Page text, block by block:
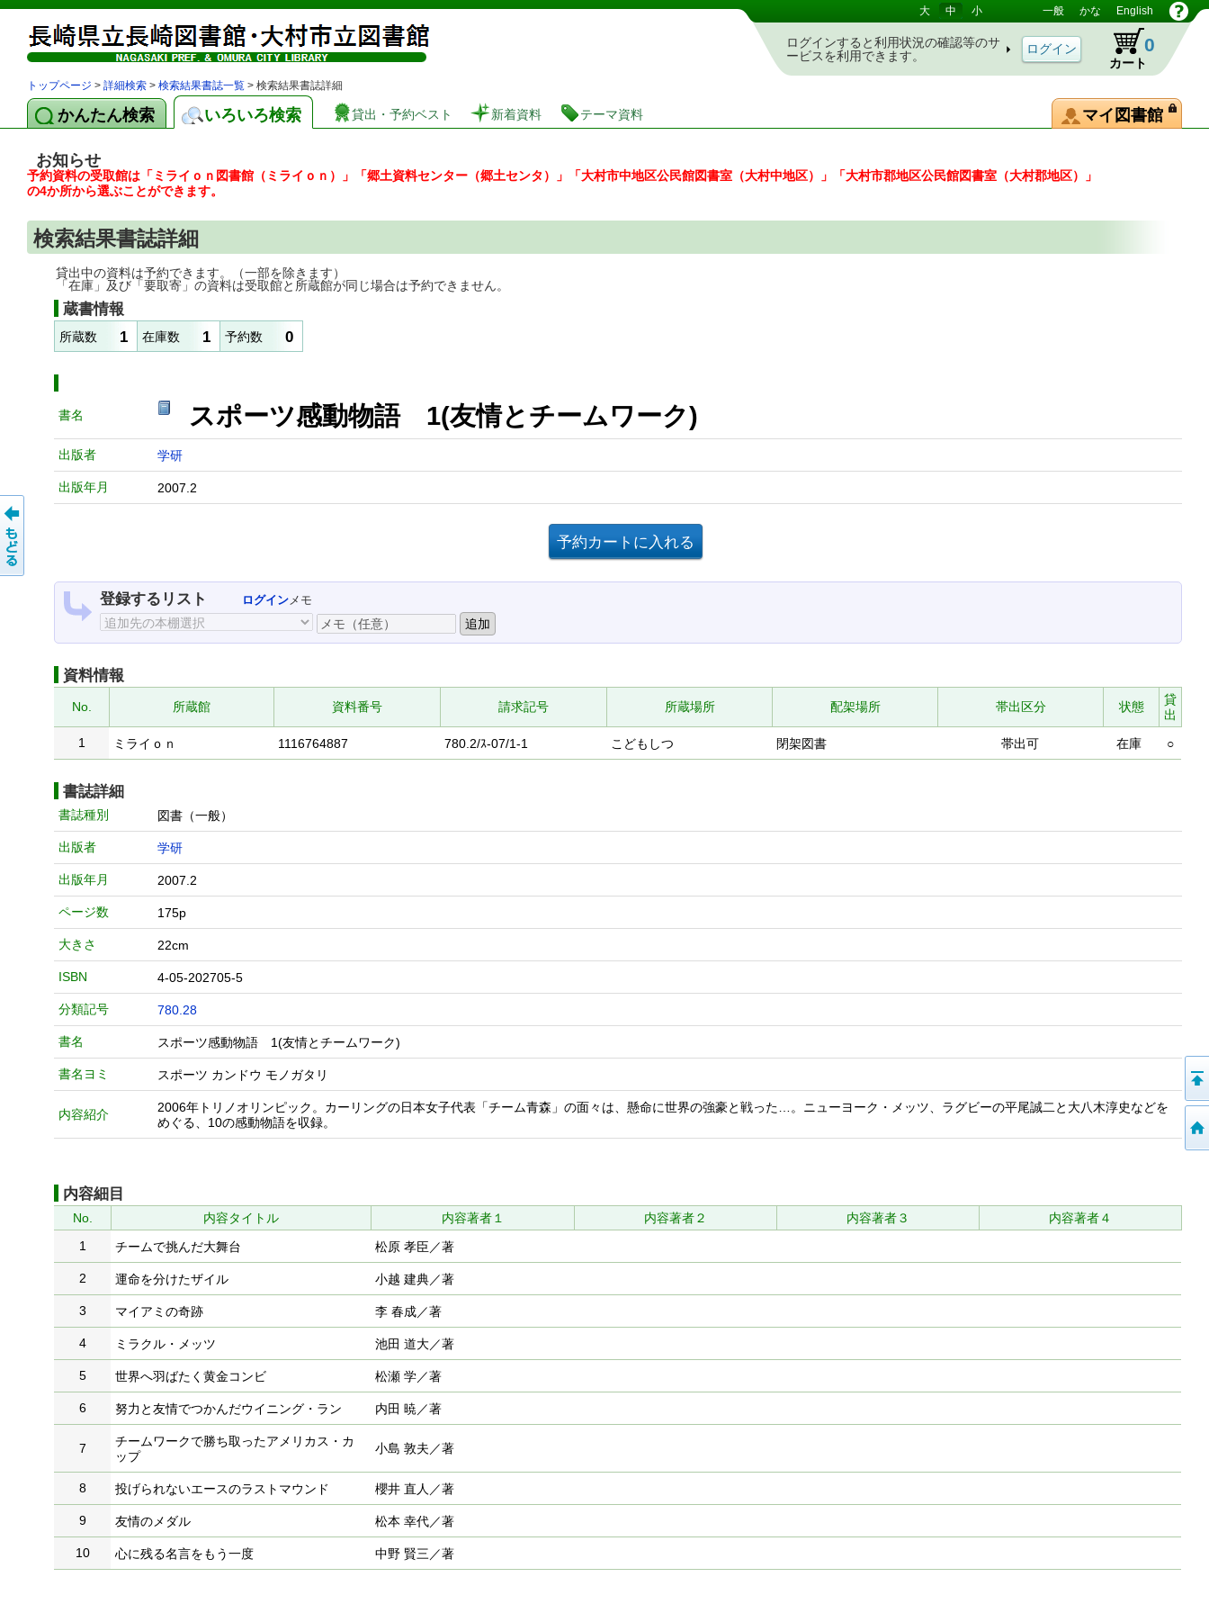
図書館 蔵書検索・予約システム 大 中 小 一般 かな English
ログインすると利用状況の確認等のサ
ービスを利用できます。
カート
0
トップページ > 詳細検索 > 検索結果書誌一覧 > 検索結果書誌詳細
かんたん検索 いろいろ検索 貸出・予約ベスト 新着資料 テーマ資料 マイ図書館
お知らせ
予約資料の受取館は「ミライｏｎ図書館（ミライｏｎ）」「郷土資料センター（郷土センタ）」「大村市中地区公民館図書室（大村中地区）」「大村市郡地区公民館図書室（大村郡地区）」
の4か所から選ぶことができます。
検索結果書誌詳細
貸出中の資料は予約できます。（一部を除きます）
「在庫」及び「要取寄」の資料は受取館と所蔵館が同じ場合は予約できません。
蔵書情報
所蔵数 1 在庫数 1 予約数 0
書名 スポーツ感動物語 1(友情とチームワーク)
出版者 学研
出版年月 2007.2
登録するリスト ログインメモ
資料情報
No. 所蔵館 資料番号 請求記号 所蔵場所 配架場所 帯出区分 状態
貸
出
1
ミライｏｎ 1116764887 780.2/ｽ-07/1-1 こどもしつ 閉架図書 帯出可 在庫 ○
書誌詳細
書誌種別 図書（一般）
出版者 学研
出版年月 2007.2
ページ数 175p
大きさ 22cm
ISBN 4-05-202705-5
分類記号 780.28
書名 スポーツ感動物語 1(友情とチームワーク)
書名ヨミ スポーツ カンドウ モノガタリ
内容紹介
2006年トリノオリンピック。カーリングの日本女子代表「チーム青森」の面々は、懸命に世界の強豪と戦った…。ニューヨーク・メッツ、ラグビーの平尾誠二と大八木淳史などを
めぐる、10の感動物語を収録。
内容細目
No. 内容タイトル 内容著者１ 内容著者２ 内容著者３
内容著者４
1
チームで挑んだ大舞台 松原 孝臣／著
2 運命を分けたザイル 小越 建典／著
3 マイアミの奇跡 李 春成／著
4 ミラクル・メッツ 池田 道大／著
5 世界へ羽ばたく黄金コンビ 松瀬 学／著
6 努力と友情でつかんだウイニング・ラン 内田 暁／著
7
チームワークで勝ち取ったアメリカス・カ
ップ
小島 敦夫／著
8 投げられないエースのラストマウンド 櫻井 直人／著
9 友情のメダル 松本 幸代／著
10 心に残る名言をもう一度 中野 賢三／著